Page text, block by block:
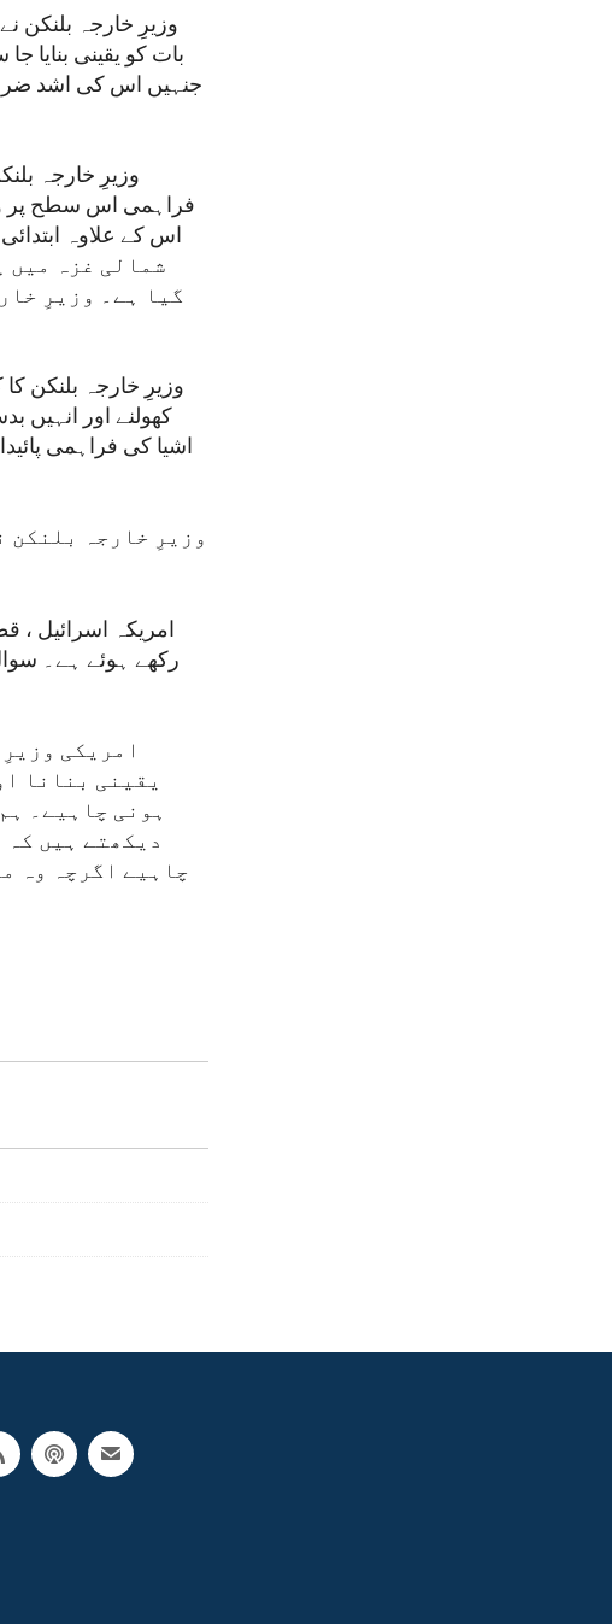
وزیرِ خارجہ بلنکن
بات کو یقینی
جنہیں اس کی اشد
وزیرِ خارجہ
شمالی غزہ میں
گیا ہے۔ وزیرِ
وزیرِ خارجہ بلنکن
کھولنے اور انہیں
اشیا کی فراہمی
وزیرِ خارجہ بلنکن
امریکہ اسرائیل ،
رکھے ہوئے ہے۔
امریکی
یقینی بنانا
ہونی چاہیے۔
دیکھتے ہیں کہ
چاہیے اگرچہ وہ